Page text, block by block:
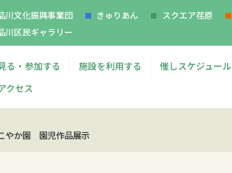
川文化振興事業団 きゅりあん スクエア荏原
川区民ギャラリー
る・参加する 施設を利用する
催しスケジュール
クセス
やか園 園児作品展示